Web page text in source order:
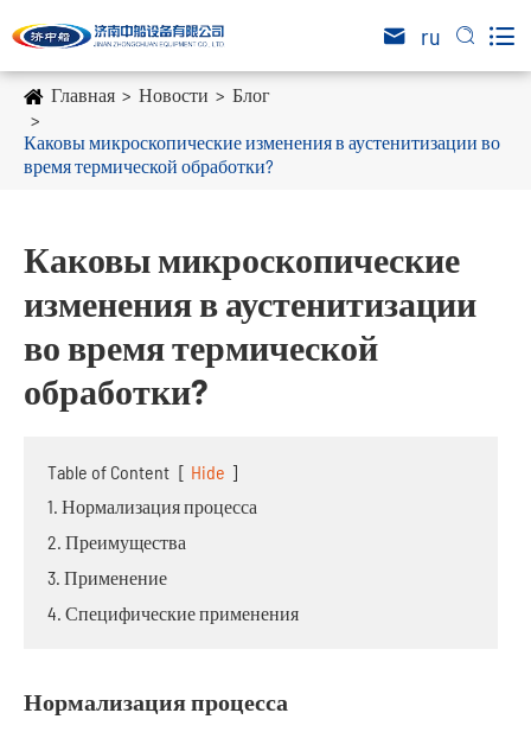
 ru  
Главная Новости Блог
Каковы микроскопические изменения в аустенитизации во
время термической обработки?
Каковы микроскопические
изменения в аустенитизации
во время термической
обработки?
Table of Content [ Hide ]
1. Нормализация процесса
2. Преимущества
3. Применение
4. Специфические применения
Нормализация процесса